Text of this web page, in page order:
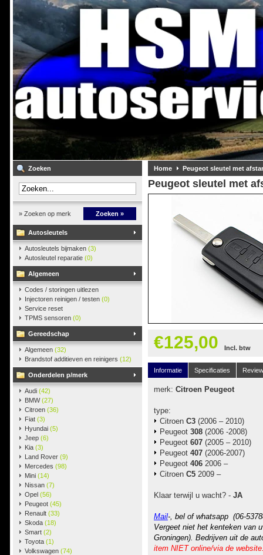
Zoeken
» Zoeken op merk Zoeken »
Autosleutels
Autosleutels bijmaken (3)
Autosleutel reparatie (0)
Algemeen
Codes / storingen uitlezen
Injectoren reinigen / testen (0)
Service reset
TPMS sensoren (0)
Gereedschap
Algemeen (32)
Brandstof additieven en reinigers (12)
Onderdelen p/merk
Audi (42)
BMW(27)
Citroen (36)
Fiat (3)
Hyundai (5)
Jeep (6)
Kia (3)
Land Rover (9)
Mercedes (98)
Mini (14)
Nissan (7)
Opel (56)
Peugeot (45)
Renault (33)
Skoda (18)
Smart (2)
Toyota (1)
Volkswagen (74)
Home Peugeot sleutel met
Peugeot sleutel met
€125,00 Incl. btw
Informatie Specificaties
merk: Citroen Peugeot
type:
Citroen C3 (2006 – 2010)
Peugeot 308 (2006 -2008)
Peugeot 607 (2005 – 2010)
Peugeot 407 (2006-2007)
Peugeot 406 2006 –
Citroen C5 2009 –
Klaar terwijl u wacht? - JA
Mail-, bel of whatsapp (06-
Vergeet niet het kenteken van
Groningen). Bedrijven uit de
item NIET online/via de